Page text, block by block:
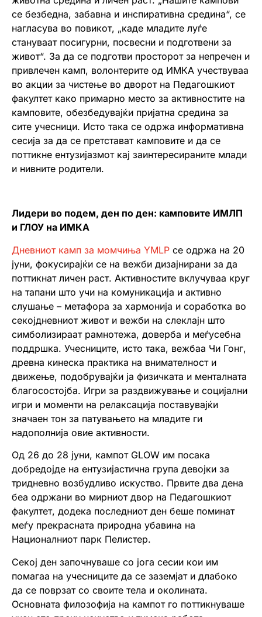
се безбедна, забавна и инспиративна средина“, се
нагласува во повикот, „каде младите луѓе
стануваат посигурни, посвесни и подготвени за
живот“. За да се подготви просторот за непречен и
привлечен камп, волонтерите од ИМКА учествуваа
во акции за чистење во дворот на Педагошкиот
факултет како примарно место за активностите на
камповите, обезбедувајќи пријатна средина за
сите учесници. Исто така се одржа информативна
сесија за да се претстават камповите и да се
поттикне ентузијазмот кај заинтересираните млади
и нивните родители.
Лидери во подем, ден по ден: камповите ИМЛП
и ГЛОУ на ИМКА
Дневниот камп за момчиња YMLP се одржа на 20
јуни, фокусирајќи се на вежби дизајнирани за да
поттикнат личен раст. Активностите вклучуваа круг
на тапани што учи на комуникација и активно
слушање – метафора за хармонија и соработка во
секојдневниот живот и вежби на слеклајн што
симболизираат рамнотежа, доверба и меѓусебна
поддршка. Учесниците, исто така, вежбаа Чи Гонг,
древна кинеска практика на внимателност и
движење, подобрувајќи ја физичката и менталната
благосостојба. Игри за раздвижување и социјални
игри и моменти на релаксација поставувајќи
значаен тон за патувањето на младите ги
надополнија овие активности.
Од 26 до 28 јуни, кампот GLOW им посака
добредојде на ентузијастична група девојки за
тридневно возбудливо искуство. Првите два дена
беа одржани во мирниот двор на Педагошкиот
факултет, додека последниот ден беше поминат
меѓу прекрасната природна убавина на
Националниот парк Пелистер.
Секој ден започнуваше со јога сесии кои им
помагаа на учесниците да се заземјат и длабоко
да се поврзат со своите тела и околината.
Основната филозофија на кампот го поттикнуваше